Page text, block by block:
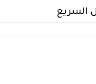
السريع